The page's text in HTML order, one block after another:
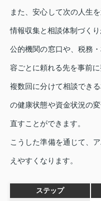
また、安心して次の人生
情報収集と相談体制づくり
公的機関の窓口や、税務
容ごとに頼れる先を事前
複数回に分けて相談でき
の健康状態や資金状況の
直すことができます。
こうした準備を通じて、
えやすくなります。
ステップ